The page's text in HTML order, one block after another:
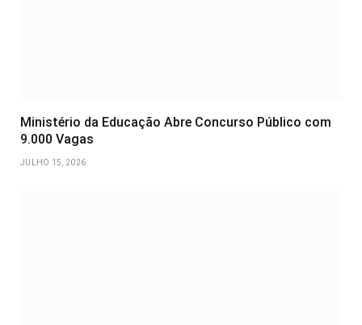
Ministério da Educação Abre Concurso Público com
9.000 Vagas
JULHO 15, 2026